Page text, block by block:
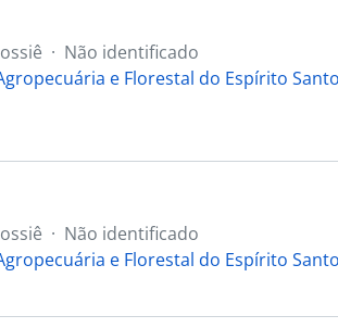
· Não identificado
e Florestal do Espírito Santo
· Não identificado
e Florestal do Espírito Santo